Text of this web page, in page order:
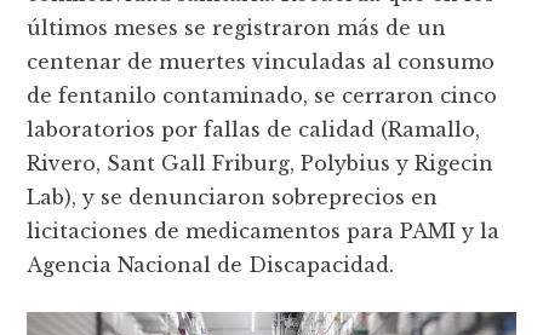
últimos meses se registraron más de un
centenar de muertes vinculadas al consumo
de fentanilo contaminado, se cerraron cinco
laboratorios por fallas de calidad (Ramallo,
Rivero, Sant Gall Friburg, Polybius y Rigecin
Lab), y se denunciaron sobreprecios en
licitaciones de medicamentos para PAMI y la
Agencia Nacional de Discapacidad.